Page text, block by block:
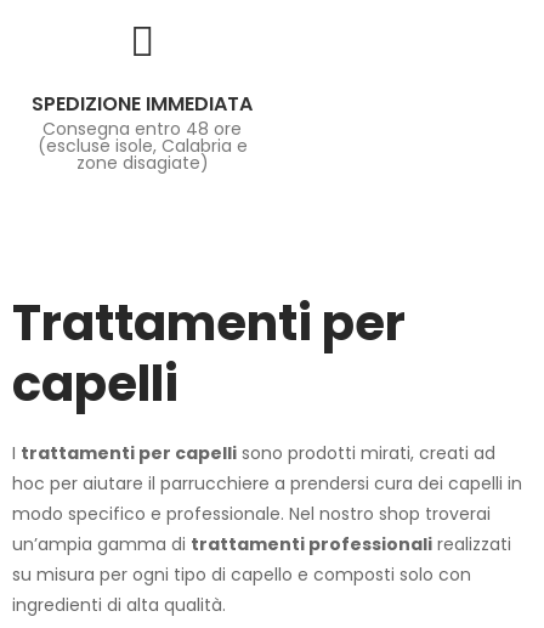
SPEDIZIONE IMMEDIATA
Consegna entro 48 ore
(escluse isole, Calabria e
zone disagiate)
Trattamenti per
capelli
I trattamenti per capelli sono prodotti mirati, creati ad
hoc per aiutare il parrucchiere a prendersi cura dei capelli in
modo specifico e professionale. Nel nostro shop troverai
un’ampia gamma di trattamenti professionali realizzati
su misura per ogni tipo di capello e composti solo con
ingredienti di alta qualità.